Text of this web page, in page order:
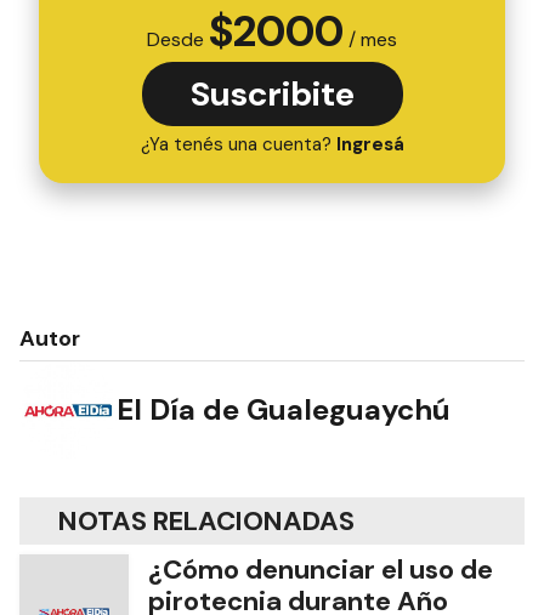
Desde $2000 / mes
Suscribite
¿Ya tenés una cuenta? Ingresá
Autor
El Día de Gualeguaychú
NOTAS RELACIONADAS
¿Cómo denunciar el uso de
pirotecnia durante Año